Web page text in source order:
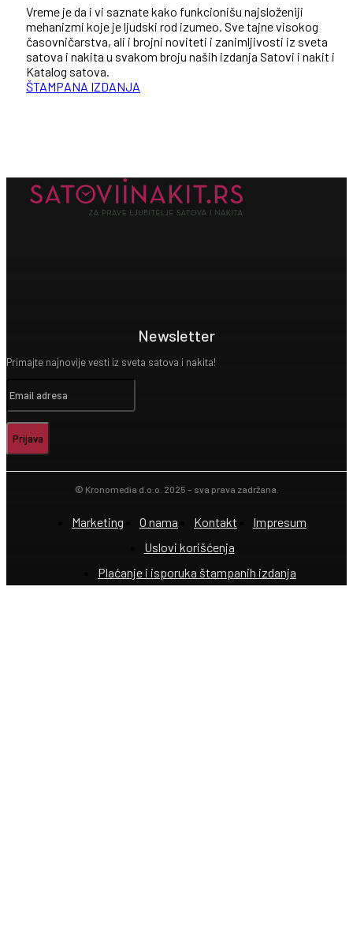
Vreme je da i vi saznate kako funkcionišu najsloženiji
mehanizmi koje je ljudski rod izumeo. Sve tajne visokog
časovničarstva, ali i brojni noviteti i zanimljivosti iz sveta
satova i nakita u svakom broju naših izdanja Satovi i nakit i
Katalog satova.
ŠTAMPANA IZDANJA
Newsletter
Primajte najnovije vesti iz sveta satova i nakita!
Prijava
© Kronomedia d.o.o. 2025 – sva prava zadržana.
Marketing O nama Kontakt
Impresum
Uslovi korišćenja
Plaćanje i isporuka štampanih izdanja